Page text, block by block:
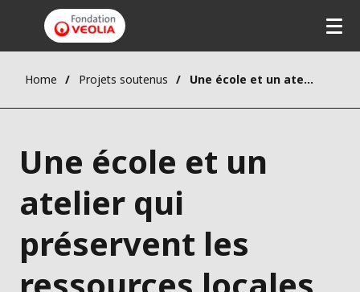
Home Projets soutenus Une école et un atelier qui préservent les ressources locales
Une école et un
atelier qui
préservent les